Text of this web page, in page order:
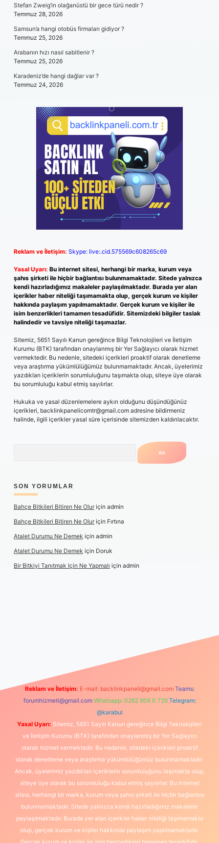
Stefan Zweig’in olağanüstü bir gece türü nedir ?
Temmuz 28, 2026
Samsun’a hangi otobüs firmaları gidiyor ?
Temmuz 25, 2026
Arabanın hızı nasıl sabitlenir ?
Temmuz 25, 2026
Karadeniz’de hangi dağlar var ?
Temmuz 24, 2026
Reklam ve İletişim: Skype: live:.cid.575569c608265c69
Yasal Uyarı: Bu internet sitesi, herhangi bir marka, kurum veya
şahıs şirketi ile hiçbir bağlantısı bulunmamaktadır. Sitede yalnızca
kendi hazırladığımız makaleler paylaşılmaktadır. Burada yer alan
içerikler haber niteliği taşımamakta olup, gerçek kurum ve kişiler
hakkında paylaşım yapılmamaktadır. Gerçek kurum ve kişiler ile
isim benzerlikleri tamamen tesadüfidir. Sitemizdeki bilgiler taslak
halindedir ve tavsiye niteliği taşımazlar.
Sitemiz, 5651 Sayılı Kanun gereğince Bilgi Teknolojileri ve İletişim
Kurumu (BTK) tarafından onaylanmış bir Yer Sağlayıcı olarak hizmet
vermektedir. Bu nedenle, sitedeki içerikleri proaktif olarak denetleme
veya araştırma yükümlülüğümüz bulunmamaktadır. Ancak, üyelerimiz
yazdıkları içeriklerin sorumluluğunu taşımakta olup, siteye üye olarak
bu sorumluluğu kabul etmiş sayılırlar.
Hukuka ve yasal düzenlemelere aykırı olduğunu düşündüğünüz
içerikleri, backlinkpanelicomtr@gmail.com adresine bildirmeniz
halinde, ilgili içerikler yasal süre içerisinde sitemizden kaldırılacaktır.
SON YORUMLAR
Bahçe Bitkileri Bitiren Ne Oluriçin admin
Bahçe Bitkileri Bitiren Ne Oluriçin Fırtına
Atalet Durumu Ne Demek için admin
Atalet Durumu Ne Demek için Doruk
Bir Bitkiyi Tanıtmak Için Ne Yapmalı için admin
Reklam ve İletişim: E-mail: backlinkpaneli@gmail.com Teams:
forumhizmeti@gmail.com Whatsapp: 0262 606 0 726 Telegram:
@karabul
Yasal Uyarı: Sitemiz, 5651 Sayılı Kanun gereğince Bilgi Teknolojileri
ve İletişim Kurumu (BTK) tarafından onaylanmış bir Yer Sağlayıcı
olarak hizmet vermektedir. Bu nedenle, sitedeki içerikleri proaktif
olarak denetleme veya araştırma yükümlülüğümüz bulunmamaktadır.
Ancak, üyelerimiz yazdıkları içeriklerin sorumluluğunu taşımakta olup,
siteye üye olarak bu sorumluluğu kabul etmiş sayılırlar. Bu internet
sitesi, herhangi bir marka, kurum veya şahıs şirketi ile hiçbir bağlantısı
bulunmamaktadır. Sitede yalnızca kendi hazırladığımız makaleler
paylaşılmaktadır. Burada yer alan içerikler haber niteliği taşımamakta
olup, gerçek kurum ve kişiler hakkında paylaşım yapılmamaktadır.